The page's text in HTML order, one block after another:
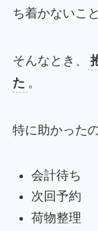
ち着かないこと
そんなとき、
た 。
特に助かったの
会計待ち
次回予約
荷物整理